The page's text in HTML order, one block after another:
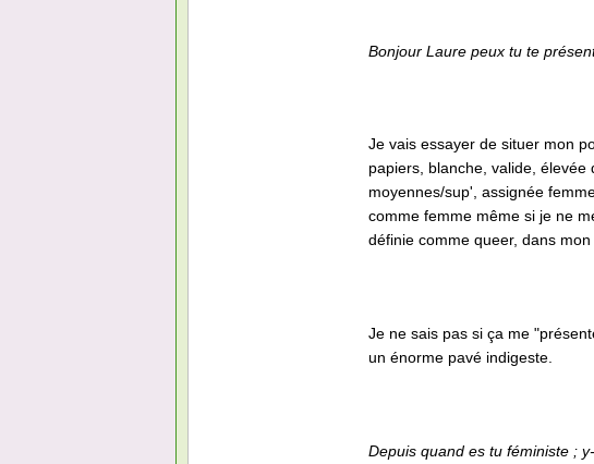
Bonjour Laure peux tu te
Je vais essayer de situer mon
papiers, blanche, valide,
moyennes/sup', assignée
comme femme même si je ne
définie comme queer, dans
Je ne sais pas si ça me
un énorme pavé indigeste.
Depuis quand es tu féministe ;